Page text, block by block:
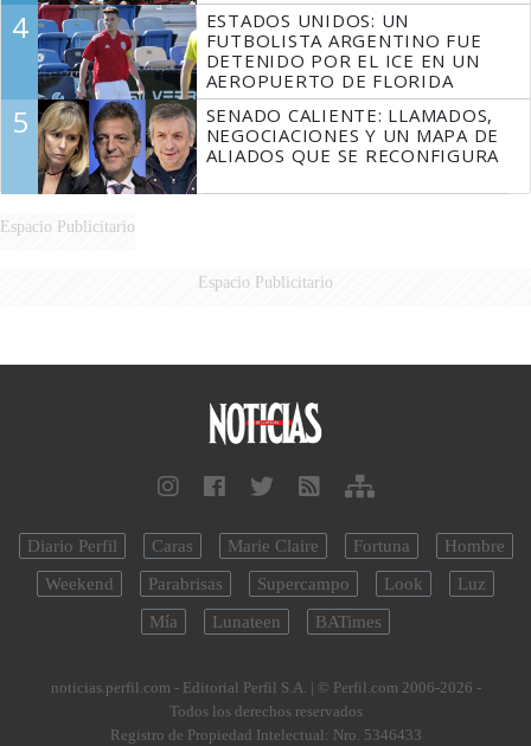
4
ESTADOS UNIDOS: UN
FUTBOLISTA ARGENTINO FUE
DETENIDO POR EL ICE EN UN
AEROPUERTO DE FLORIDA
5
SENADO CALIENTE: LLAMADOS,
NEGOCIACIONES Y UN MAPA DE
ALIADOS QUE SE RECONFIGURA
Espacio Publicitario
Espacio Publicitario
Diario Perfil Caras Marie Claire Fortuna
Hombre
Weekend
Parabrisas Supercampo Look
Luz
Mía
Lunateen BATimes
noticias.perfil.com - Editorial Perfil S.A. | © Perfil.com 2006-2026 -
Todos los derechos reservados
Registro de Propiedad Intelectual: Nro. 5346433